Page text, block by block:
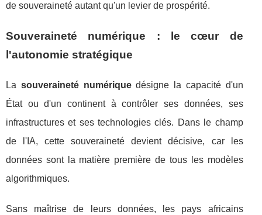
de souveraineté autant qu'un levier de prospérité.
Souveraineté numérique : le cœur de
l'autonomie stratégique
La souveraineté numériquedésigne la capacité d'un
État ou d'un continent à contrôler ses données, ses
infrastructures et ses technologies clés. Dans le champ
de l'IA, cette souveraineté devient décisive, car les
données sont la matière première de tous les modèles
algorithmiques.
Sans maîtrise de leurs données, les pays africains